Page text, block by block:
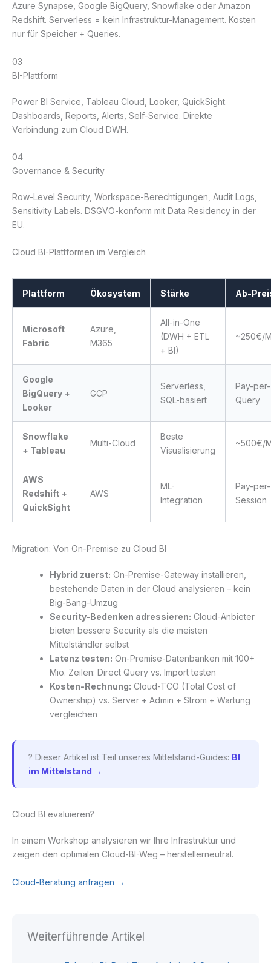
Azure Synapse, Google BigQuery, Snowflake oder Amazon
Redshift. Serverless = kein Infrastruktur-Management. Kosten
nur für Speicher + Queries.
03
BI-Plattform
Power BI Service, Tableau Cloud, Looker, QuickSight.
Dashboards, Reports, Alerts, Self-Service. Direkte
Verbindung zum Cloud DWH.
04
Governance & Security
Row-Level Security, Workspace-Berechtigungen, Audit Logs,
Sensitivity Labels. DSGVO-konform mit Data Residency in der
EU.
Cloud BI-Plattformen im Vergleich
Plattform Ökosystem Stärke Ab-
Microsoft
Fabric
Azure,
M365
All-in-One
(DWH + ETL
+ BI)
~250€/
Google
BigQuery +
Looker
GCP
Serverless,
SQL-basiert
Pay-per-
Query
Snowflake
+ Tableau
Multi-Cloud
Beste
Visualisierung
~500€/
AWS
Redshift +
QuickSight
AWS
ML-
Integration
Pay-per-
Session
Migration: Von On-Premise zu Cloud BI
Hybrid zuerst: On-Premise-Gateway installieren,
bestehende Daten in der Cloud analysieren – kein
Big-Bang-Umzug
Security-Bedenken adressieren: Cloud-Anbieter
bieten bessere Security als die meisten
Mittelständler selbst
Latenz testen: On-Premise-Datenbanken mit 100+
Mio. Zeilen: Direct Query vs. Import testen
Kosten-Rechnung: Cloud-TCO (Total Cost of
Ownership) vs. Server + Admin + Strom + Wartung
vergleichen
? Dieser Artikel ist Teil unseres Mittelstand-Guides: BI
im Mittelstand →
Cloud BI evaluieren?
In einem Workshop analysieren wir Ihre Infrastruktur und
zeigen den optimalen Cloud-BI-Weg – herstellerneutral.
Cloud-Beratung anfragen →
Weiterführende Artikel